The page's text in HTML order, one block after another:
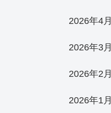
2026年4月
2026年3月
2026年2月
2026年1月